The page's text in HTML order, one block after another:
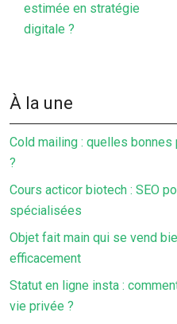
estimée en stratégie
digitale ?
À la une
Cold mailing : quelles
?
Cours acticor biotech : SEO
spécialisées
Objet fait main qui se vend
efficacement
Statut en ligne insta :
vie privée ?